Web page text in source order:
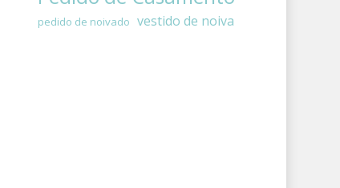
pedido de noivado vestido de noiva